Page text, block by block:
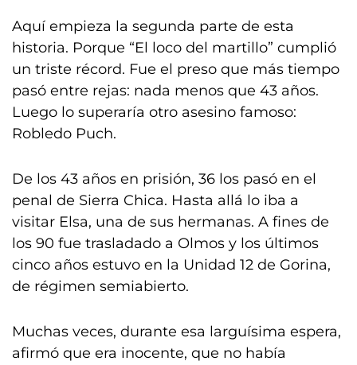
Aquí empieza la segunda parte de esta
historia. Porque “El loco del martillo” cumplió
un triste récord. Fue el preso que más tiempo
pasó entre rejas: nada menos que 43 años.
Luego lo superaría otro asesino famoso:
Robledo Puch.
De los 43 años en prisión, 36 los pasó en el
penal de Sierra Chica. Hasta allá lo iba a
visitar Elsa, una de sus hermanas. A fines de
los 90 fue trasladado a Olmos y los últimos
cinco años estuvo en la Unidad 12 de Gorina,
de régimen semiabierto.
Muchas veces, durante esa larguísima espera,
afirmó que era inocente, que no había